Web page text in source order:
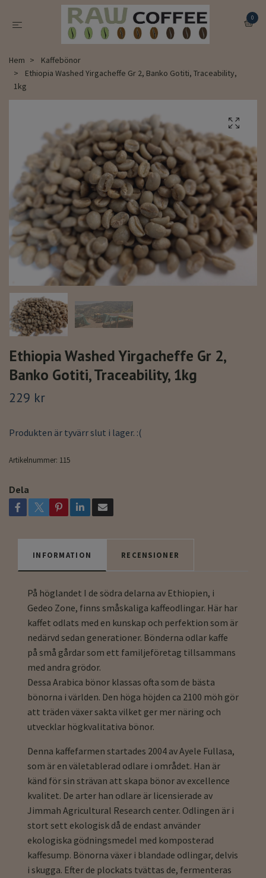
0
Hem
Kaffebönor
Ethiopia Washed Yirgacheffe Gr 2, Banko Gotiti, Traceability,
1kg
Ethiopia Washed Yirgacheffe Gr 2,
Banko Gotiti, Traceability, 1kg
229 kr
Produkten är tyvärr slut i lager. :(
Artikelnummer: 115
Dela
INFORMATION RECENSIONER
På höglandet I de södra delarna av Ethiopien, i
Gedeo Zone, finns småskaliga kaffeodlingar. Här har
kaffet odlats med en kunskap och perfektion som är
nedärvd sedan generationer. Bönderna odlar kaffe
på små gårdar som ett familjeföretag tillsammans
med andra grödor.
Dessa Arabica bönor klassas ofta som de bästa
bönorna i världen. Den höga höjden ca 2100 möh gör
att träden växer sakta vilket ger mer näring och
utvecklar högkvalitativa bönor.
Denna kaffefarmen startades 2004 av Ayele Fullasa,
som är en väletablerad odlare i området. Han är
känd för sin strävan att skapa bönor av excellence
kvalitet. De arter han odlare är licensierade av
Jimmah Agricultural Research center. Odlingen är i
stort sett ekologisk då de endast använder
ekologiska gödningsmedel med komposterad
kaffesump. Bönorna växer i blandade odlingar, delvis
i skugga. Efter de plockats tvättas de, fermenteras